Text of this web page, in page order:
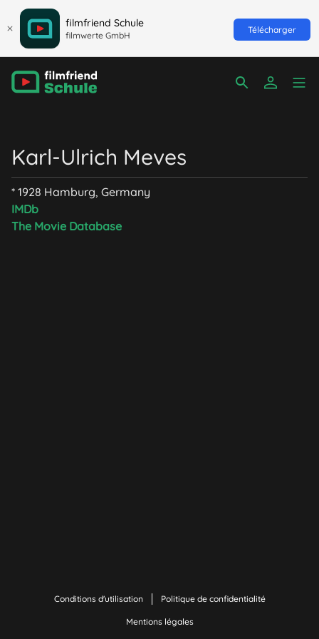
filmfriend Schule
filmwerte GmbH
Télécharger
Karl-Ulrich Meves
* 1928 Hamburg, Germany
IMDb
The Movie Database
Conditions d'utilisation Politique de confidentialité
Mentions légales